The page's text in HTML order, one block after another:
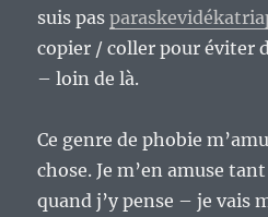
suis pas
copier / coller pour éviter
– loin de là.
Ce genre de phobie
chose. Je m’en amuse
quand j’y pense – je vais